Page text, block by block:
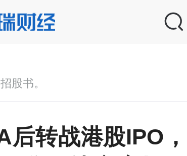
股书。
转战港股IPO，